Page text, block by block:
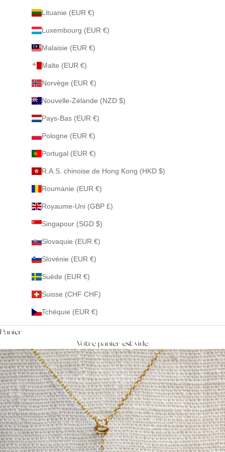
Lituanie (EUR €)
Luxembourg (EUR €)
Malaisie (EUR €)
Malte (EUR €)
Norvège (EUR €)
Nouvelle-Zélande (NZD $)
Pays-Bas (EUR €)
Pologne (EUR €)
Portugal (EUR €)
R.A.S. chinoise de Hong Kong (HKD $)
Roumanie (EUR €)
Royaume-Uni (GBP £)
Singapour (SGD $)
Slovaquie (EUR €)
Slovénie (EUR €)
Suède (EUR €)
Suisse (CHF CHF)
Tchéquie (EUR €)
Panier
Votre panier est vide